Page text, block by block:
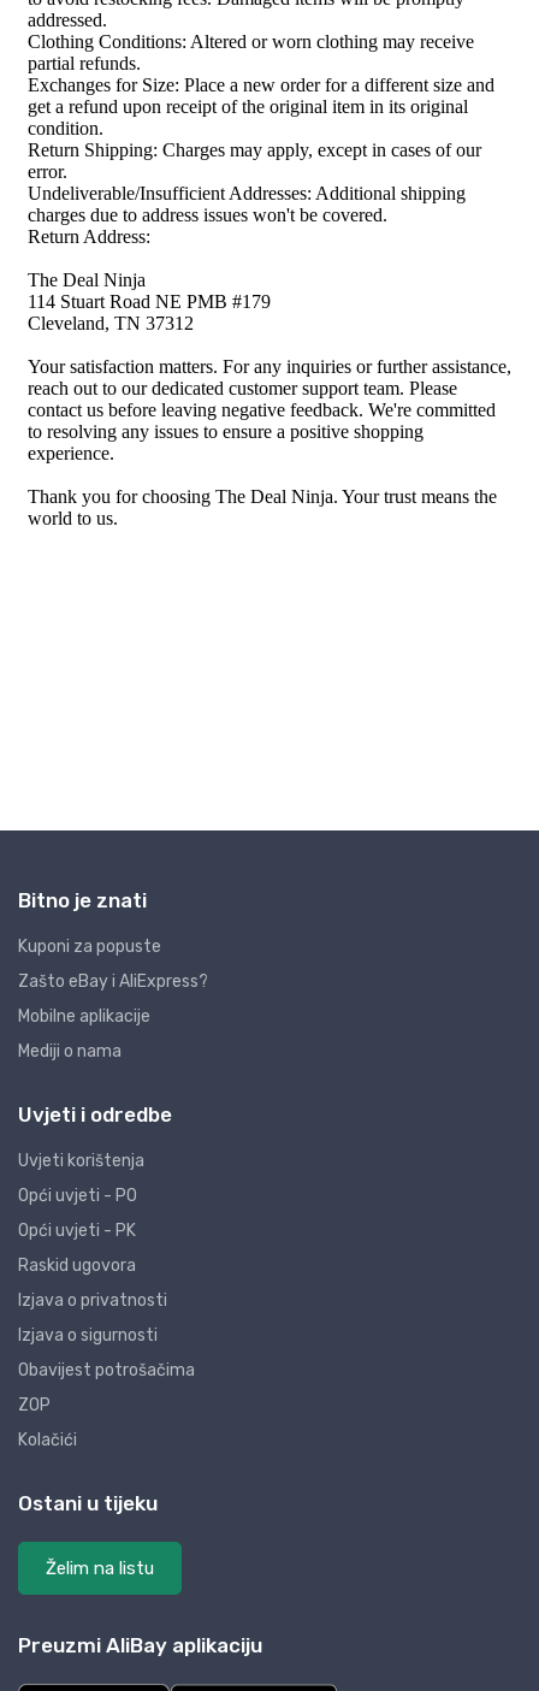
Bitno je znati
Kuponi za popuste
Zašto eBay i AliExpress?
Mobilne aplikacije
Mediji o nama
Uvjeti i odredbe
Uvjeti korištenja
Opći uvjeti - PO
Opći uvjeti - PK
Raskid ugovora
Izjava o privatnosti
Izjava o sigurnosti
Obavijest potrošačima
ZOP
Kolačići
Ostani u tijeku
Želim na listu
Preuzmi AliBay aplikaciju